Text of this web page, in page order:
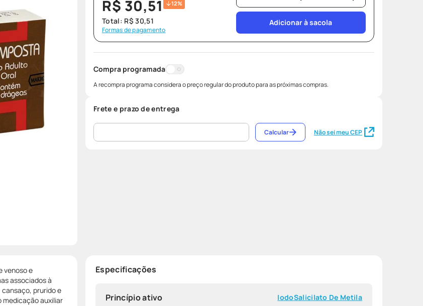
R$ 30,51 12%
Total: R$ 30,51
Formas de pagamento
Adicionar à sacola
Compra programada
A recompra programa considera o preço regular do produto para as próximas compras.
Frete e prazo de entrega
Não sei meu CEP
Calcular
venoso e
associados à
prurido e
medicação auxiliar
Especificações
Princípio ativo IodoSalicilato De Metila